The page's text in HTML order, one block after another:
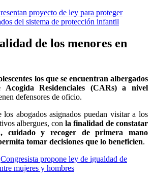
proyecto de ley para proteger
del sistema de protección infantil
de los menores en
los que se encuentran albergados
Residenciales (CARs) a nivel
defensores de oficio.
los abogados asignados puedan visitar a los
albergues, con la finalidad de constatar
cuidado y recoger de primera mano
tomar decisiones que lo beneficien.
Congresista propone ley de igualdad de
mujeres y hombres